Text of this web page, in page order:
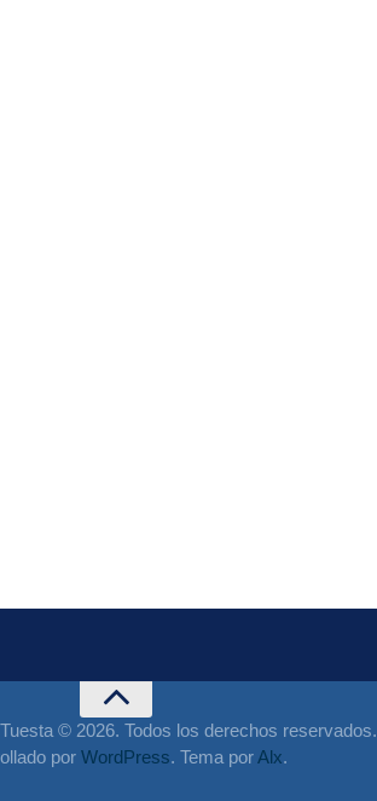
© 2026. Todos los derechos reservados.
por WordPress. Tema porAlx.